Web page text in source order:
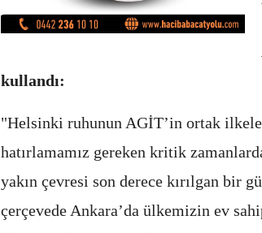
kullandı:
"Helsinki ruhunun AGİT’in ortak
hatırlamamız gereken kritik
yakın çevresi son derece kırılgan bir
çerçevede Ankara’da ülkemizin ev